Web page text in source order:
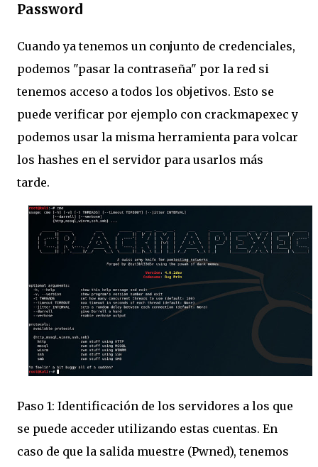
Password
Cuando ya tenemos un conjunto de credenciales,
podemos "pasar la contraseña" por la red si
tenemos acceso a todos los objetivos. Esto se
puede verificar por ejemplo con crackmapexec y
podemos usar la misma herramienta para volcar
los hashes en el servidor para usarlos más
tarde.
Paso 1: Identificación de los servidores a los que
se puede acceder utilizando estas cuentas. En
caso de que la salida muestre (Pwned), tenemos